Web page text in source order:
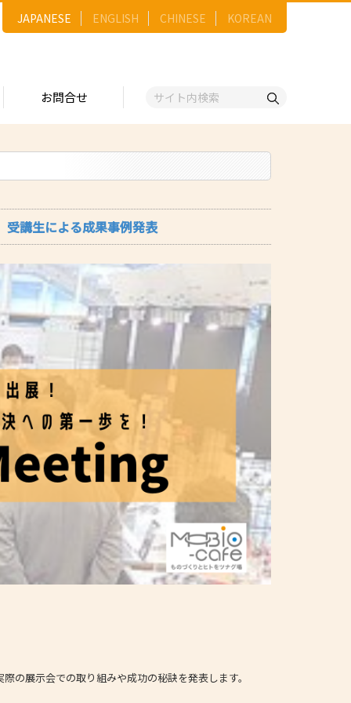
JAPANESE ENGLISH CHINESE KOREAN
ー
業検索
・ショーケース
リー一覧
十音順）
展企業）
お問合せ
講生による成果事例発表
の展示会での取り組みや成功の秘訣を発表します。